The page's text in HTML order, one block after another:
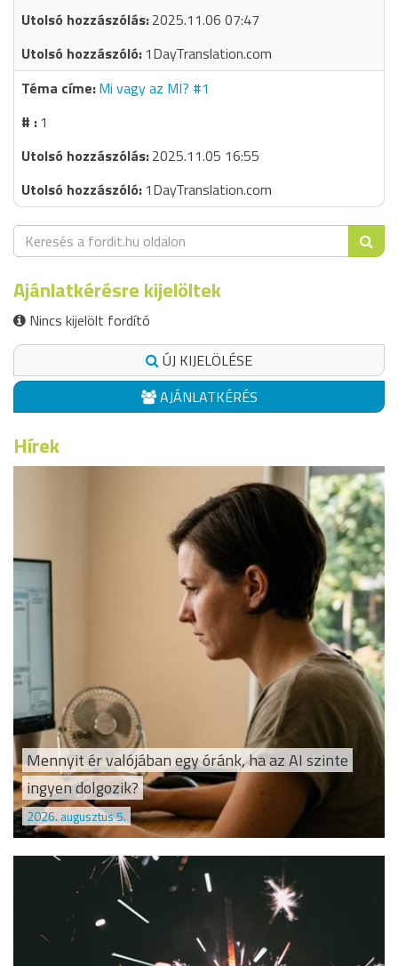
2025.11.06 07:47
1DayTranslation.com
Mi vagy az MI? #1
1
2025.11.05 16:55
1DayTranslation.com
Ajánlatkérésre kijelöltek
Nincs kijelölt fordító
ÚJ KIJELÖLÉSE
AJÁNLATKÉRÉS
Hírek
Mennyit ér valójában egy óránk, ha az AI szinte
ingyen dolgozik?
2026. augusztus 5.